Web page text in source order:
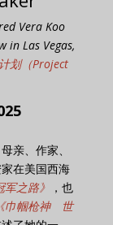
Vera Koo
in Las Vegas,
划（Project
亲、作家、
在美国西海
之路》
，也
《巾帼枪神 世